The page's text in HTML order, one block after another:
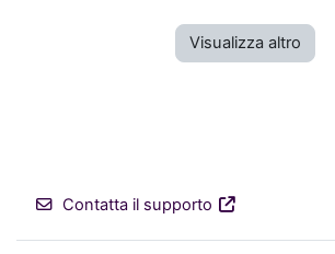
Visualizza altro
Contatta il supporto